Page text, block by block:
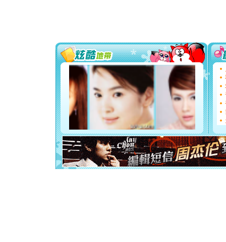
你太多，
要平安
[圣诞节]
能正大
都要快乐
[圣诞节]
如意,快
[元旦]
看
断电。
你是我
[元旦]如
起；二是
离。水晶
[元旦]当
泣，这痛